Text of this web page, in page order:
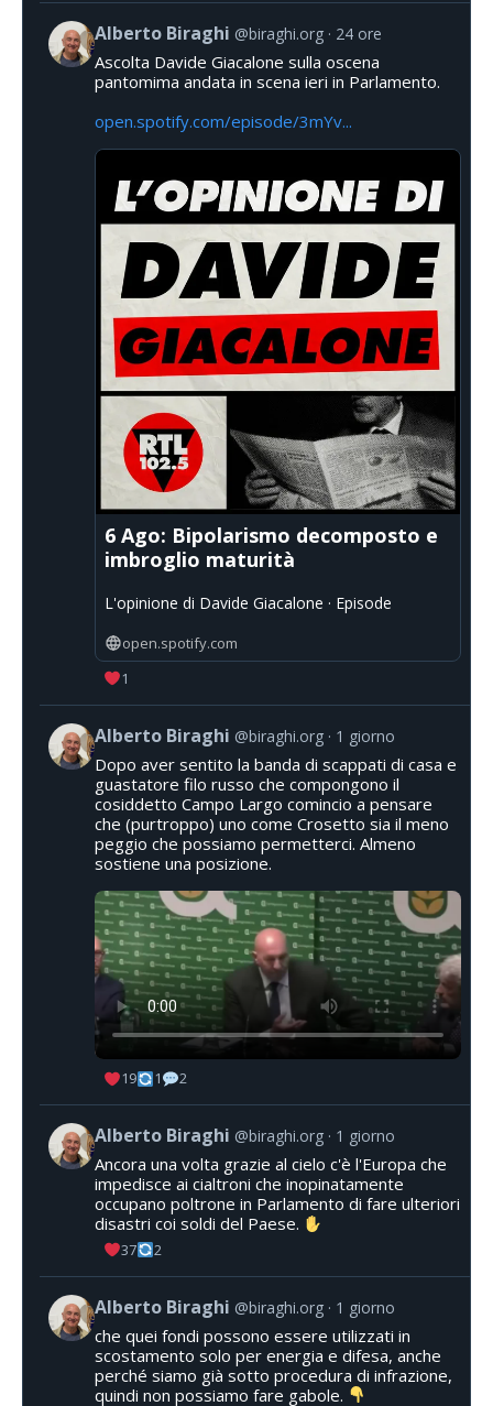
Alberto Biraghi @biraghi.org 24 ore
Ascolta Davide Giacalone sulla oscena
pantomima andata in scena ieri in Parlamento.
open.spotify.com/episode/3mYv...
6 Ago: Bipolarismo decomposto e
imbroglio maturità
L'opinione di Davide Giacalone · Episode
open.spotify.com
1
Alberto Biraghi @biraghi.org 1 giorno
Dopo aver sentito la banda di scappati di casa e
guastatore filo russo che compongono il
cosiddetto Campo Largo comincio a pensare
che (purtroppo) uno come Crosetto sia il meno
peggio che possiamo permetterci. Almeno
sostiene una posizione.
19 1 2
Alberto Biraghi @biraghi.org 1 giorno
Ancora una volta grazie al cielo c'è l'Europa che
impedisce ai cialtroni che inopinatamente
occupano poltrone in Parlamento di fare ulteriori
disastri coi soldi del Paese.
37 2
Alberto Biraghi @biraghi.org 1 giorno
che quei fondi possono essere utilizzati in
scostamento solo per energia e difesa, anche
perché siamo già sotto procedura di infrazione,
quindi non possiamo fare gabole.